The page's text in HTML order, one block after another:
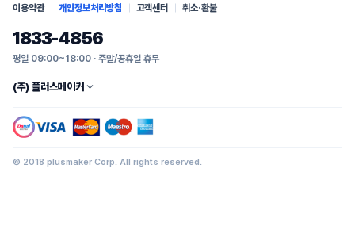
이용약관 개인정보처리방침 고객센터 취소·환불
1833-4856
평일 09:00~18:00 · 주말/공휴일 휴무
(주) 플러스메이커
© 2018 plusmaker Corp. All rights reserved.